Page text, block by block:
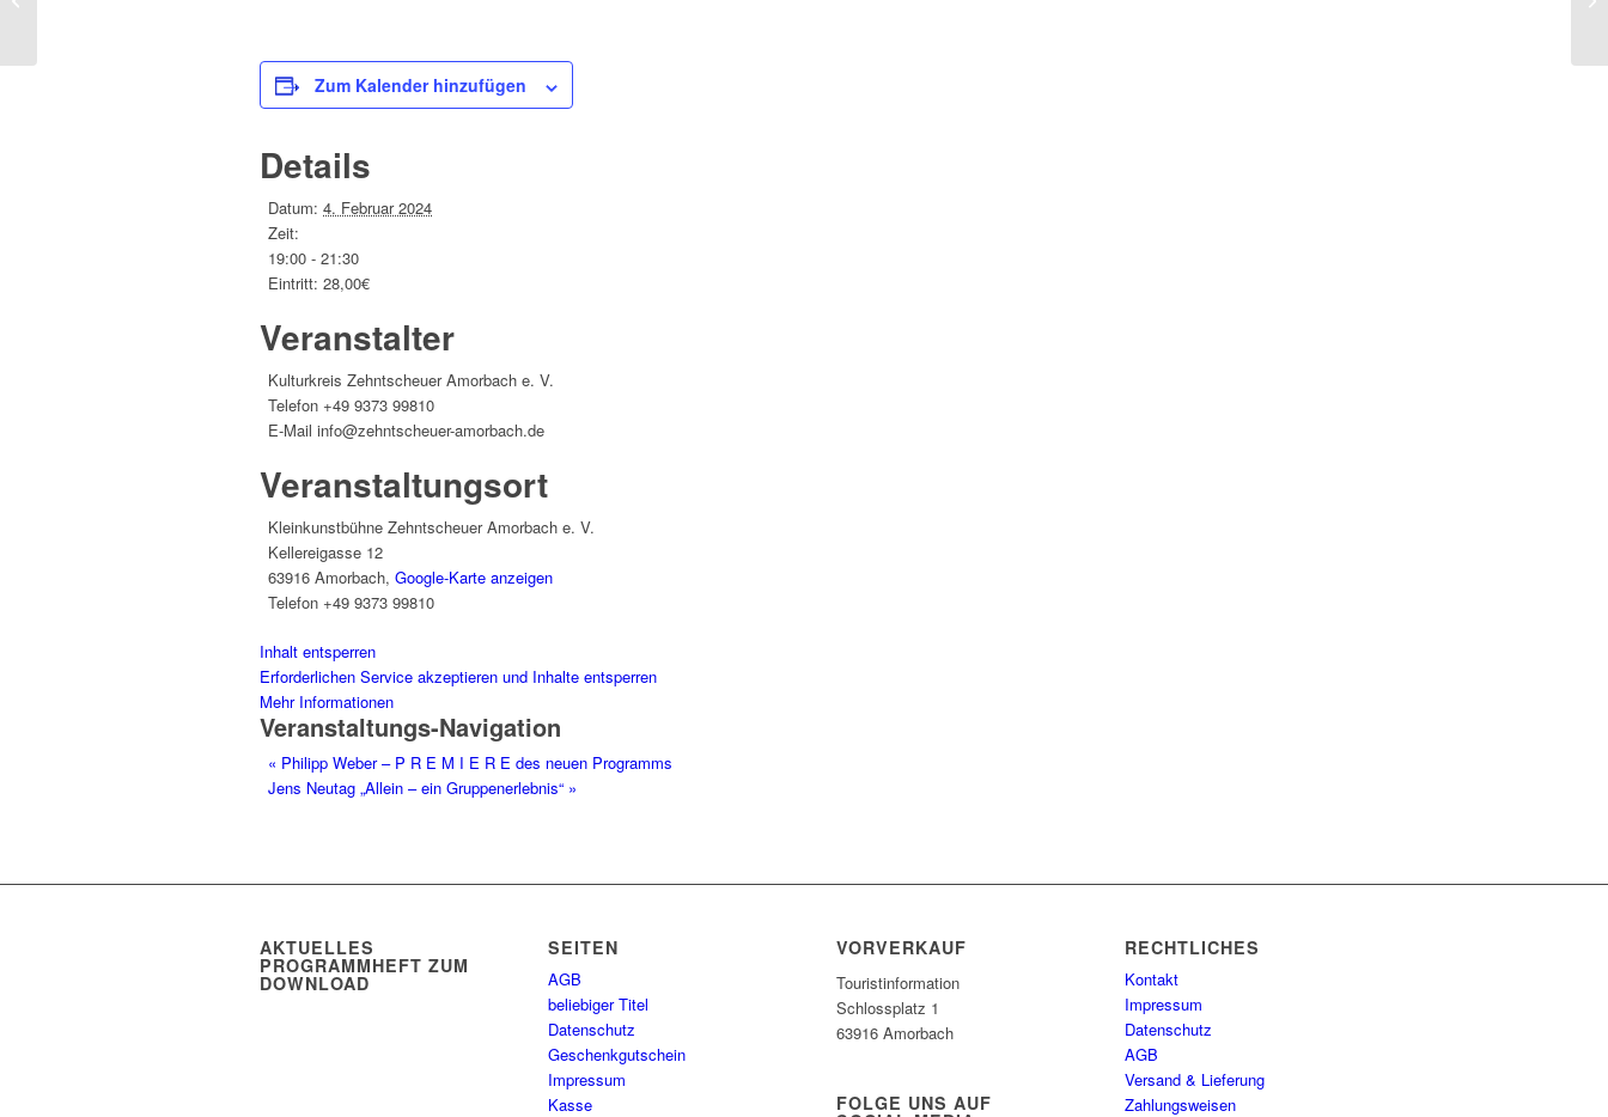
Zum Kalender hinzufügen
Details
Datum: 4. Februar 2024
Zeit:
19:00 - 21:30
Eintritt: 28,00€
Veranstalter
Kulturkreis Zehntscheuer Amorbach e. V.
Telefon +49 9373 99810
E-Mail info@zehntscheuer-amorbach.de
Veranstaltungsort
Kleinkunstbühne Zehntscheuer Amorbach e. V.
Kellereigasse 12
63916 Amorbach, Google-Karte anzeigen
Telefon +49 9373 99810
Inhalt entsperren
Erforderlichen Service akzeptieren und Inhalte entsperren
Mehr Informationen
Veranstaltungs-Navigation
« Philipp Weber – P R E M I E R E des neuen Programms
Jens Neutag „Allein – ein Gruppenerlebnis“ »
AKTUELLES
PROGRAMMHEFT ZUM
DOWNLOAD
SEITEN
AGB
beliebiger Titel
Datenschutz
Geschenkgutschein
Impressum
Kasse
VORVERKAUF
Touristinformation
Schlossplatz 1
63916 Amorbach
FOLGE UNS AUF
RECHTLICHES
Kontakt
Impressum
Datenschutz
AGB
Versand & Lieferung
Zahlungsweisen